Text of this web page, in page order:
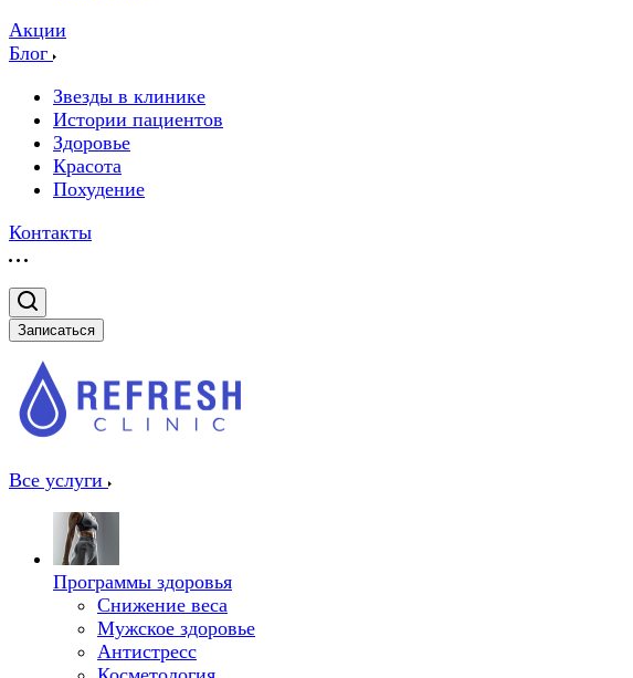
Акции
Блог
Звезды в клинике
Истории пациентов
Здоровье
Красота
Похудение
Контакты
Записаться
Все услуги
Программы здоровья
Снижение веса
Мужское здоровье
Антистресс